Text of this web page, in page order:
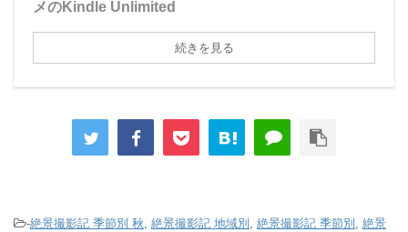
メのKindle Unlimited
続きを見る
-絶景撮影記 季節別 秋, 絶景撮影記 地域別 , 絶景撮影記 季節別 , 絶景